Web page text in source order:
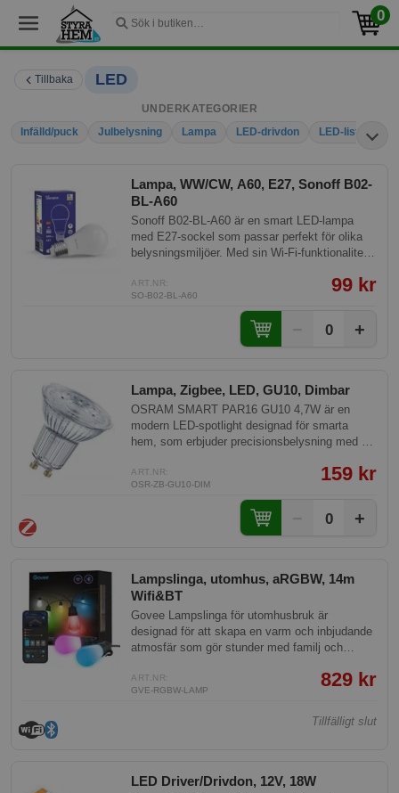
0
Tillbaka LED
UNDERKATEGORIER
Infälld/puck
Julbelysning Lampa LED-drivdon LED-list
Lampa, WW/CW, A60, E27, Sonoff B02-
BL-A60
Sonoff B02-BL-A60 är en smart LED-lampa
med E27-sockel som passar perfekt för olika
belysningsmiljöer. Med sin Wi-Fi-funktionalitet
lampa innovativa lösningar för det smarta
hemmet. Den är kompatibel med röststyrning
och kan enkelt integreras i ditt befintliga smarta
ART.NR:
SO-B02-BL-A60
99 kr
0 +
Lampa, Zigbee, LED, GU10, Dimbar
OSRAM SMART PAR16 GU10 4,7W är en
modern LED-spotlight designad för smarta
hem, som erbjuder precisionsbelysning med sin
3.0 och styrs enkelt via app, Alexa eller Google
Home, gör den det möjligt för användare att
skapa det perfekta belysningsklimatet i sina
ART.NR:
OSR-ZB-GU10-DIM
159 kr
0 +
Lampslinga, utomhus, aRGBW, 14m
Wifi&BT
Govee Lampslinga för utomhusbruk är
designad för att skapa en varm och inbjudande
atmosfär som gör stunder med familj och
för trädgårdar, uteplatser, bakgårdar och
utomhusaktiviteter.
ART.NR:
GVE-RGBW-LAMP
829 kr
Tillfälligt slut
LED Driver/Drivdon, 12V, 18W